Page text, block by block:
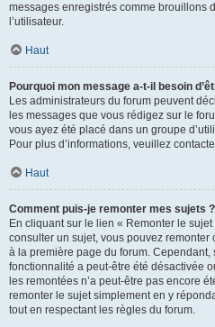
messages enregistrés comme brouillons
l’utilisateur.
Haut
Pourquoi mon message a-t-il besoin
Les administrateurs du forum peuvent
les messages que vous rédigez sur le
vous ayez été placé dans un groupe
Pour plus d’informations, veuillez
Haut
Comment puis-je remonter mes sujets ?
En cliquant sur le lien « Remonter le
consulter un sujet, vous pouvez
à la première page du forum. Cependant,
fonctionnalité a peut-être été désactivée
les remontées n’a peut-être pas encore
remonter le sujet simplement en y
tout en respectant les règles du forum.